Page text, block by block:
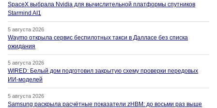
SpaceX выбрала Nvidia для вычислительной платформы спутников
Starmind AI1
5 августа 2026
Waymo открыла сервис беспилотных такси в Далласе без списка
ожидания
5 августа 2026
WIRED: Белый дом подготовил закрытую схему проверки передовых
ИИ-моделей
5 августа 2026
Samsung раскрыла расчётные показатели zHBM: до восьми раз выше